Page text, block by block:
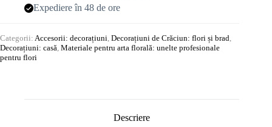
Expediere în 48 de ore
Categorii: Accesorii: decorațiuni, Decorațiuni de Crăciun: flori și brad,
Decorațiuni: casă, Materiale pentru arta florală: unelte profesionale
pentru flori
Descriere